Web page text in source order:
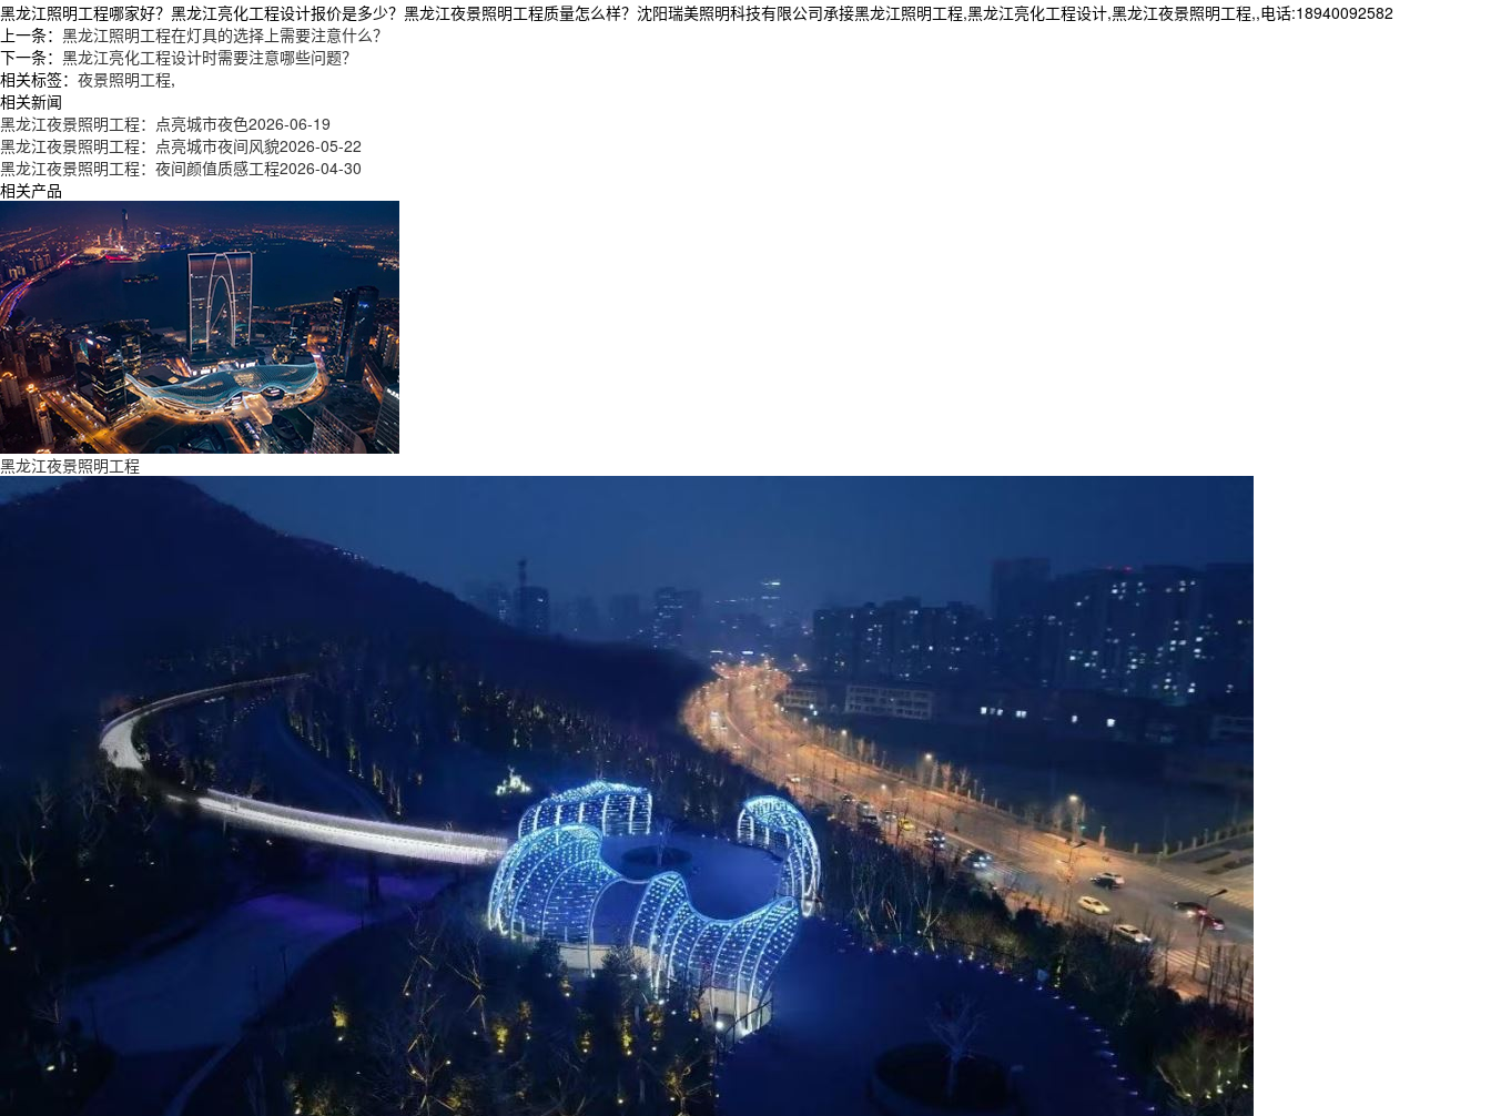
黑龙江照明工程哪家好？黑龙江亮化工程设计报价是多少？黑龙江夜景照明工程质量怎么样？沈阳瑞美照明科技有限公司承接黑龙江照明工程,黑龙江亮化工程设计,黑龙江夜景照明工程,,电话:18940092582
上一条： 黑龙江照明工程在灯具的选择上需要注意什么？
下一条： 黑龙江亮化工程设计时需要注意哪些问题？
相关标签： 夜景照明工程,
相关新闻
黑龙江夜景照明工程：点亮城市夜色2026-06-19
黑龙江夜景照明工程：点亮城市夜间风貌2026-05-22
黑龙江夜景照明工程：夜间颜值质感工程2026-04-30
相关产品
黑龙江夜景照明工程